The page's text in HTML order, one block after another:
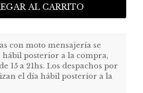
AL CARRITO
con moto mensajería se
hábil posterior a la compra,
15 a 21hs. Los despachos por
el día hábil posterior a la